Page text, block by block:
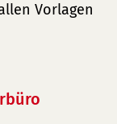
Vorlagen